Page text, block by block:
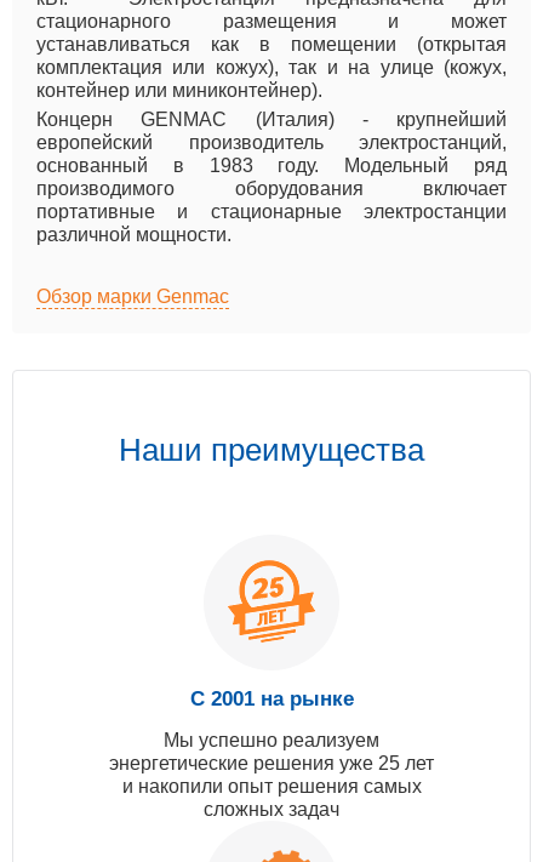
стационарного размещения и может
устанавливаться как в помещении (открытая
комплектация или кожух), так и на улице (кожух,
контейнер или миниконтейнер).
Концерн GENMAC (Италия) - крупнейший
европейский производитель электростанций,
основанный в 1983 году. Модельный ряд
производимого оборудования включает
портативные и стационарные электростанции
различной мощности.
Обзор марки Genmac
Наши преимущества
С 2001 на рынке
Мы успешно реализуем
энергетические решения уже 25 лет
и накопили опыт решения самых
сложных задач